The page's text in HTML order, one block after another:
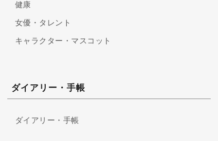
健康
女優・タレント
キャラクター・マスコット
ダイアリー・手帳
ダイアリー・手帳